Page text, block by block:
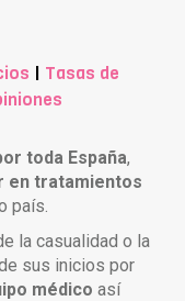
| Tasas de
toda España,
en tratamientos
país.
la casualidad o la
sus inicios por
médico así